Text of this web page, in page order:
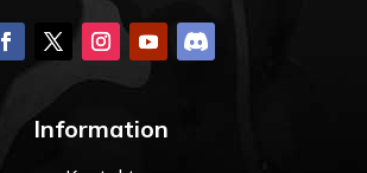
Information